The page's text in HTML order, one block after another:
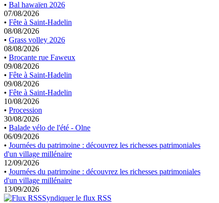
• Bal hawaïen 2026
07/08/2026
• Fête à Saint-Hadelin
08/08/2026
• Grass volley 2026
08/08/2026
• Brocante rue Faweux
09/08/2026
• Fête à Saint-Hadelin
09/08/2026
• Fête à Saint-Hadelin
10/08/2026
• Procession
30/08/2026
• Balade vélo de l'été - Olne
06/09/2026
• Journées du patrimoine : découvrez les richesses patrimoniales
d'un village millénaire
12/09/2026
• Journées du patrimoine : découvrez les richesses patrimoniales
d'un village millénaire
13/09/2026
Syndiquer le flux RSS